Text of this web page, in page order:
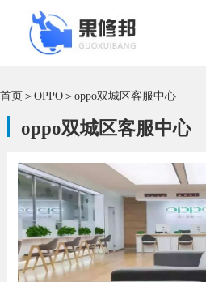
首页＞OPPO＞oppo双城区客服中心
oppo双城区客服中心